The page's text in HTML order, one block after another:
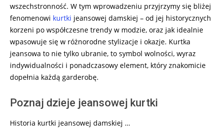
wszechstronność. W tym wprowadzeniu przyjrzymy się bliżej
fenomenowi kurtki jeansowej damskiej – od jej historycznych
korzeni po współczesne trendy w modzie, oraz jak idealnie
wpasowuje się w różnorodne stylizacje i okazje. Kurtka
jeansowa to nie tylko ubranie, to symbol wolności, wyraz
indywidualności i ponadczasowy element, który znakomicie
dopełnia każdą garderobę.
Poznaj dzieje jeansowej kurtki
Historia kurtki jeansowej damskiej …